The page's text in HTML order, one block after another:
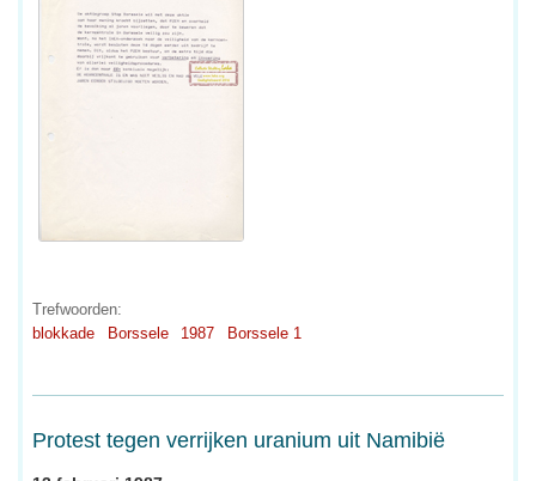
Trefwoorden:
blokkade
Borssele 1987 Borssele 1
Protest tegen verrijken uranium uit Namibië